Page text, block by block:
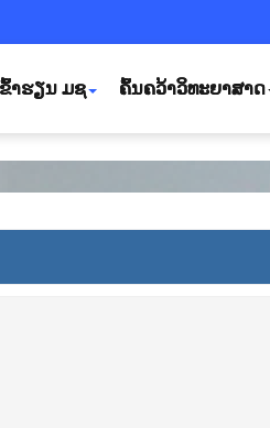
ຂົ້າຮຽນ ມຊ ຄົ້ນຄວ້າວິທະຍາສາດ